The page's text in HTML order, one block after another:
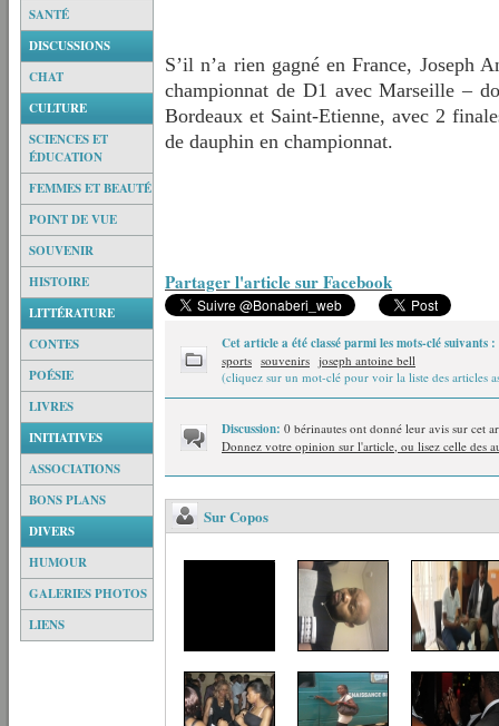
SANTÉ
DISCUSSIONS
CHAT
CULTURE
SCIENCES ET
ÉDUCATION
FEMMES ET BEAUTÉ
POINT DE VUE
SOUVENIR
HISTOIRE
LITTÉRATURE
CONTES
POÉSIE
LIVRES
INITIATIVES
ASSOCIATIONS
BONS PLANS
DIVERS
HUMOUR
GALERIES PHOTOS
LIENS
S’il n’a rien gagné en France, Joseph
championnat de D1 avec Marseille –
Bordeaux et Saint-Etienne, avec 2
de dauphin en championnat.
Partager l'article sur Facebook
Cet article a été classé parmi les mots-clé suivants :
sports souvenirs joseph antoine bell
(cliquez sur un mot-clé pour voir la liste des articles
Discussion: 0 bérinautes ont donné leur avis sur cet
Donnez votre opinion sur l'article, ou lisez celle des
Sur Copos